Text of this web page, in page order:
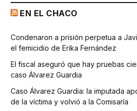
EN EL CHACO
Condenaron a prisión perpetua a
el femicidio de Erika Fernández
El fiscal aseguró que hay pruebas
caso Álvarez Guardia
Caso Álvarez Guardia: la imputada
de la víctima y volvió a la Comisaría